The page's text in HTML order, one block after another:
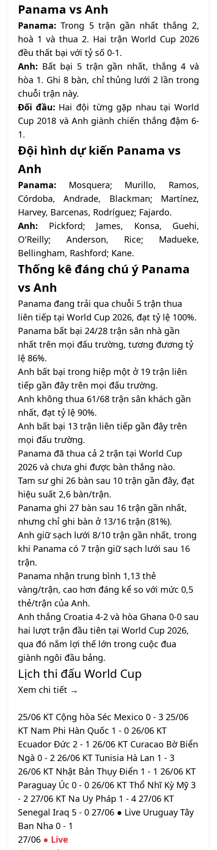
Panama vs Anh
Panama: Trong 5 trận gần nhất thắng 2,
hoà 1 và thua 2. Hai trận World Cup 2026
đều thất bại với tỷ số 0-1.
Anh: Bất bại 5 trận gần nhất, thắng 4 và
hòa 1. Ghi 8 bàn, chỉ thủng lưới 2 lần trong
chuỗi trận này.
Đối đầu: Hai đội từng gặp nhau tại World
Cup 2018 và Anh giành chiến thắng đậm 6-
1.
Đội hình dự kiến Panama vs
Anh
Panama: Mosquera; Murillo, Ramos,
Córdoba, Andrade, Blackman; Martínez,
Harvey, Barcenas, Rodríguez; Fajardo.
Anh: Pickford; James, Konsa, Guehi,
O'Reilly; Anderson, Rice; Madueke,
Bellingham, Rashford; Kane.
Thống kê đáng chú ý Panama
vs Anh
Panama đang trải qua chuỗi 5 trận thua
liên tiếp tại World Cup 2026, đạt tỷ lệ 100%.
Panama bất bại 24/28 trận sân nhà gần
nhất trên mọi đấu trường, tương đương tỷ
lệ 86%.
Anh bất bại trong hiệp một ở 19 trận liên
tiếp gần đây trên mọi đấu trường.
Anh không thua 61/68 trận sân khách gần
nhất, đạt tỷ lệ 90%.
Anh bất bại 13 trận liên tiếp gần đây trên
mọi đấu trường.
Panama đã thua cả 2 trận tại World Cup
2026 và chưa ghi được bàn thắng nào.
Tam sư ghi 26 bàn sau 10 trận gần đây, đạt
hiệu suất 2,6 bàn/trận.
Panama ghi 27 bàn sau 16 trận gần nhất,
nhưng chỉ ghi bàn ở 13/16 trận (81%).
Anh giữ sạch lưới 8/10 trận gần nhất, trong
khi Panama có 7 trận giữ sạch lưới sau 16
trận.
Panama nhận trung bình 1,13 thẻ
vàng/trận, cao hơn đáng kể so với mức 0,5
thẻ/trận của Anh.
Anh thắng Croatia 4-2 và hòa Ghana 0-0 sau
hai lượt trận đầu tiên tại World Cup 2026,
qua đó nắm lợi thế lớn trong cuộc đua
giành ngôi đầu bảng.
Lịch thi đấu World Cup
Xem chi tiết →
25/06 KT Cộng hòa Séc Mexico 0 - 3 25/06
KT Nam Phi Hàn Quốc 1 - 0 26/06 KT
Ecuador Đức 2 - 1 26/06 KT Curacao Bờ Biển
Ngà 0 - 2 26/06 KT Tunisia Hà Lan 1 - 3
26/06 KT Nhật Bản Thụy Điển 1 - 1 26/06 KT
Paraguay Úc 0 - 0 26/06 KT Thổ Nhĩ Kỳ Mỹ 3
- 2 27/06 KT Na Uy Pháp 1 - 4 27/06 KT
Senegal Iraq 5 - 0 27/06 ● Live Uruguay Tây
Ban Nha 0 - 1
27/06 ● Live